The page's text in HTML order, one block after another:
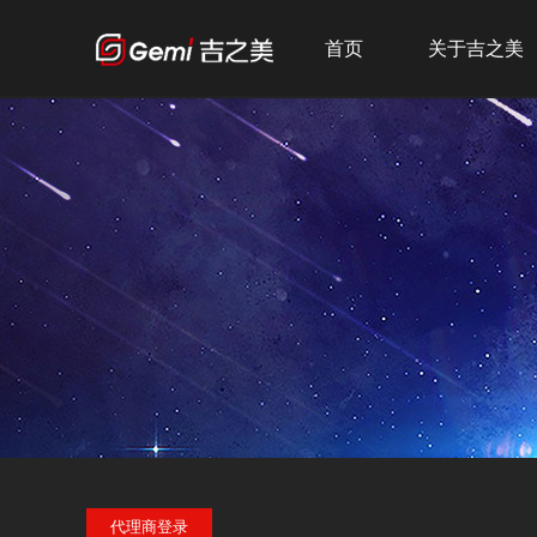
关于吉之美
公司简介
发展历程
企业文化
荣誉资质
首页
代理商登录